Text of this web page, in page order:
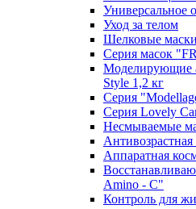
Универсальное
Уход за телом
Шелковые
Серия масок
Моделирующие
Style 1,2 кг
Серия
Cерия Lovely
Несмываемые
Аппаратная
Amino - C"
Контроль для